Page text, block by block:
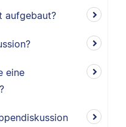
aufgebaut?
eine